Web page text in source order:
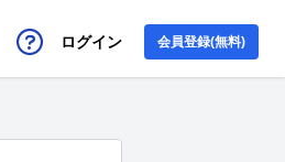
ログイン 会員登録(無料)